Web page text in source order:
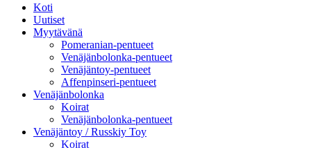
Koti
Uutiset
Myytävänä
Pomeranian-pentueet
Venäjänbolonka-pentueet
Venäjäntoy-pentueet
Affenpinseri-pentueet
Venäjänbolonka
Koirat
Venäjänbolonka-pentueet
Venäjäntoy / Russkiy Toy
Koirat